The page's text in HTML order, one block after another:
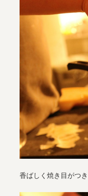
香ばしく焼き目がつ